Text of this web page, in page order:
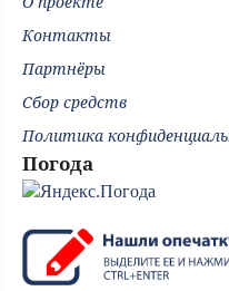
Контакты
Партнёры
Сбор средств
Политика
Погода